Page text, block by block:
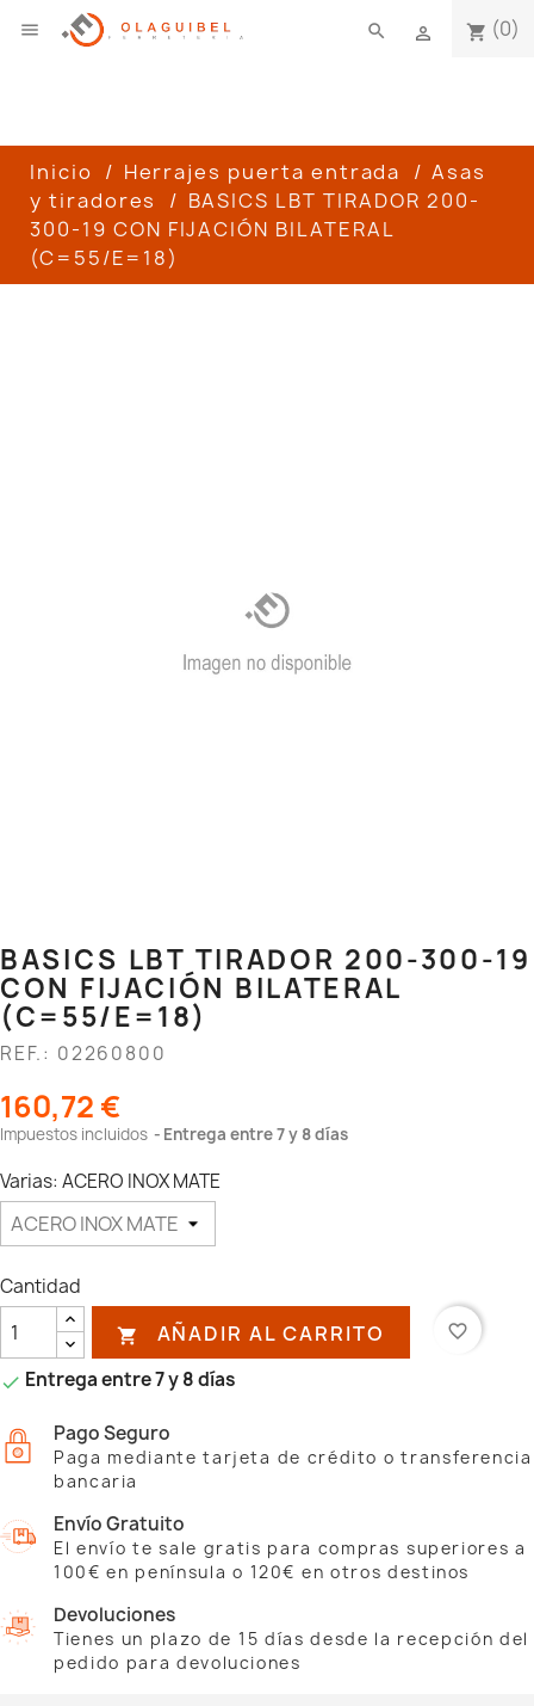
 shopping_cart (0)

search
Inicio Herrajes puerta entrada
Asas
y tiradores
BASICS LBT TIRADOR 200-
300-19 CON FIJACIÓN BILATERAL
(C=55/E=18)
BASICS LBT TIRADOR 200-300-19
CON FIJACIÓN BILATERAL
(C=55/E=18)
REF.: 02260800
160,72 €
Impuestos incluidos Entrega entre 7 y 8 días
Varias: ACERO INOX MATE
Cantidad
 AÑADIR AL CARRITO favorite_border
 Entrega entre 7 y 8 días
Pago Seguro
Paga mediante tarjeta de crédito o transferencia
bancaria
Envío Gratuito
El envío te sale gratis para compras superiores a
100€ en península o 120€ en otros destinos
Devoluciones
Tienes un plazo de 15 días desde la recepción del
pedido para devoluciones